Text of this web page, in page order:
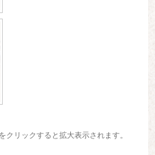
クリックすると拡大表示されます。